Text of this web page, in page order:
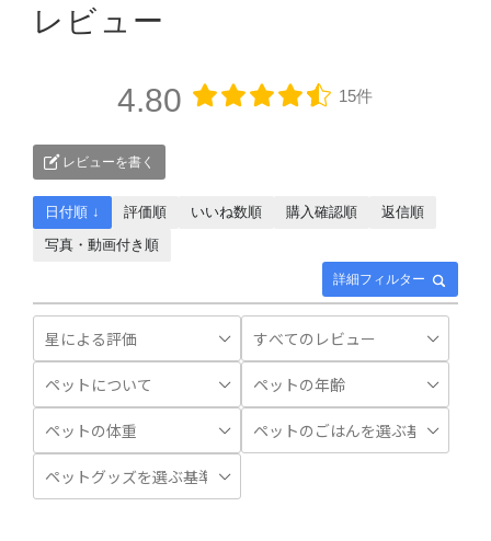
レビュー
4.80 15件
レビューを書く
詳細フィルター
日付順 ↓ 評価順 いいね数順 購入確認順
返信順
写真・動画付き順